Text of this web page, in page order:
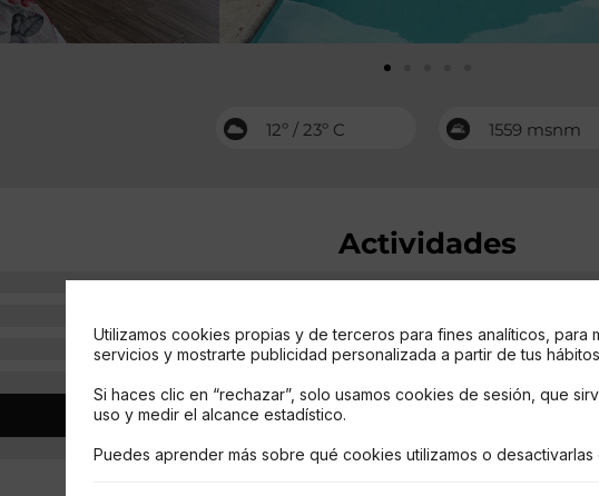
12º / 23º C 1559 msnm
Actividades
Otros
Datos de Contacto
Utilizamos cookies propias y de terceros para fines analíticos, para
servicios y mostrarte publicidad personalizada a partir de tus
Si haces clic en “rechazar”, solo usamos cookies de sesión, que
uso y medir el alcance estadístico.
Puedes aprender más sobre qué cookies utilizamos o desactivarlas